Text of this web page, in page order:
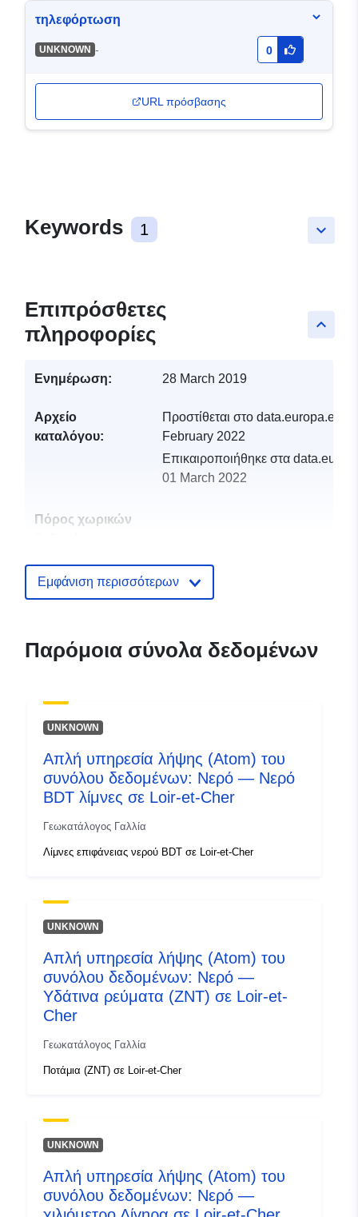
τηλεφόρτωση
UNKNOWN - 0
URL πρόσβασης
keyboard_arrow_down
Keywords 1
keyboard_arrow_up
Επιπρόσθετες
πληροφορίες
Ενημέρωση: 28 March 2019
Αρχείο
καταλόγου:
Προστίθεται στο data.europa.eu:
February 2022
Επικαιροποιήθηκε στα
01 March 2022
Πόρος χωρικών
Αναγνωριστικά:
http://catalogue.geo-
ide.developpement-
2784-4a1c-a73e-
4ae9-842a-40678ac4fc7d
Τύπος:
Πόρος:
http://inspire.ec.europa.eu/
Εμφάνιση περισσότερων
Παρόμοια σύνολα δεδομένων
UNKNOWN
Απλή υπηρεσία λήψης (Atom) του
συνόλου δεδομένων: Νερό — Νερό
BDT λίμνες σε Loir-et-Cher
Γεωκατάλογος Γαλλία
Λίμνες επιφάνειας νερού BDT σε Loir-et-Cher
UNKNOWN
Απλή υπηρεσία λήψης (Atom) του
συνόλου δεδομένων: Νερό —
Υδάτινα ρεύματα (ZNT) σε Loir-et-
Cher
Γεωκατάλογος Γαλλία
Ποτάμια (ZNT) σε Loir-et-Cher
UNKNOWN
Απλή υπηρεσία λήψης (Atom) του
συνόλου δεδομένων: Νερό —